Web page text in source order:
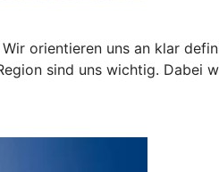
orientieren uns an klar
sind uns wichtig.